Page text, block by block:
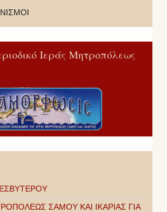
Ιεράς Μητροπόλεως
ΣΑΜΟΥ ΚΑΙ ΙΚΑΡΙΑΣ ΓΙΑ